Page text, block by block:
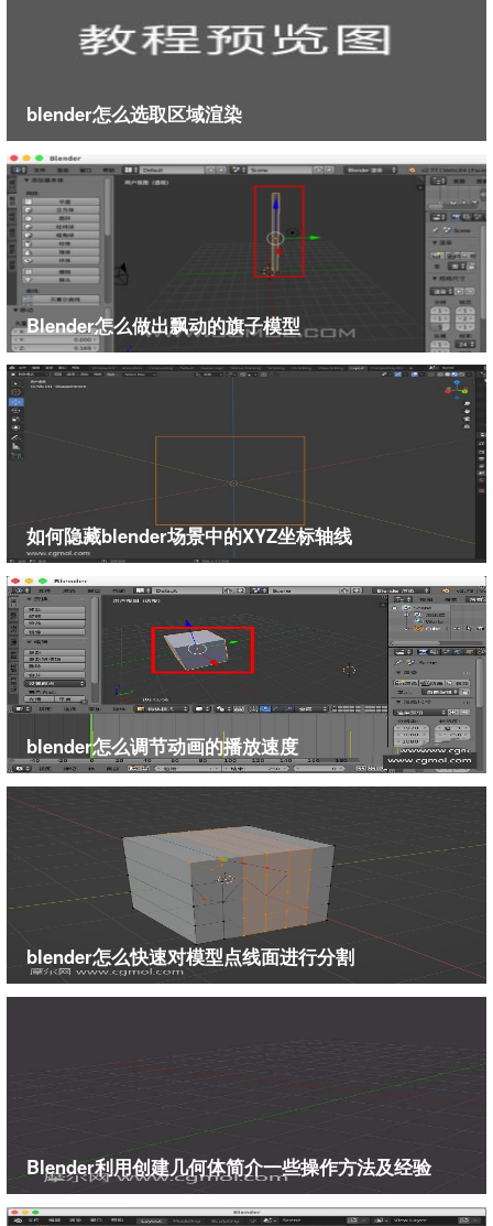
blender怎么选取区域渲染
Blender怎么做出飘动的旗子模型
如何隐藏blender场景中的XYZ坐标轴线
blender怎么调节动画的播放速度
blender怎么快速对模型点线面进行分割
Blender利用创建几何体简介一些操作方法及经验